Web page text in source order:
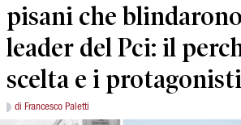
pisani che
leader del Pci: il
scelta e i protagonisti
di Francesco Paletti